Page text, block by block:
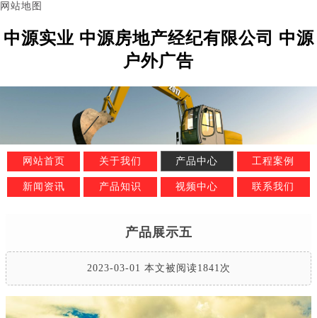
网站地图
中源实业 中源房地产经纪有限公司 中源
户外广告
网站首页 关于我们 产品中心 工程案例
新闻资讯 产品知识 视频中心 联系我们
产品展示五
2023-03-01 本文被阅读1841次